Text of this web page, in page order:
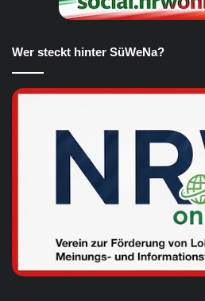
Wer steckt hinter SüWeNa?